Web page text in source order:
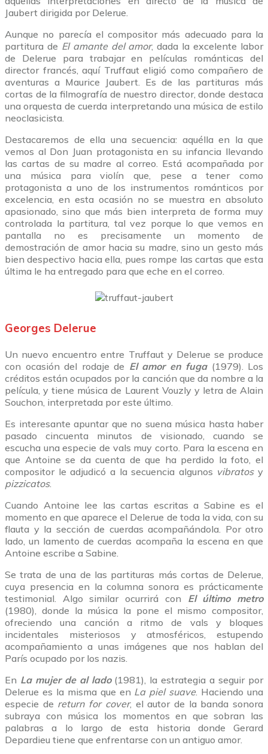
Jaubert dirigida por Delerue.
Aunque no parecía el compositor más adecuado para la
partitura de El amante del amor, dada la excelente labor
de Delerue para trabajar en películas románticas del
director francés, aquí Truffaut eligió como compañero de
aventuras a Maurice Jaubert. Es de las partituras más
cortas de la filmografía de nuestro director, donde destaca
una orquesta de cuerda interpretando una música de estilo
neoclasicista.
Destacaremos de ella una secuencia: aquélla en la que
vemos al Don Juan protagonista en su infancia llevando
las cartas de su madre al correo. Está acompañada por
una música para violín que, pese a tener como
protagonista a uno de los instrumentos románticos por
excelencia, en esta ocasión no se muestra en absoluto
apasionado, sino que más bien interpreta de forma muy
controlada la partitura, tal vez porque lo que vemos en
pantalla no es precisamente un momento de
demostración de amor hacia su madre, sino un gesto más
bien despectivo hacia ella, pues rompe las cartas que esta
última le ha entregado para que eche en el correo.
Georges Delerue
Un nuevo encuentro entre Truffaut y Delerue se produce
con ocasión del rodaje de El amor en fuga(1979). Los
créditos están ocupados por la canción que da nombre a la
película, y tiene música de Laurent Vouzly y letra de Alain
Souchon, interpretada por este último.
Es interesante apuntar que no suena música hasta haber
pasado cincuenta minutos de visionado, cuando se
escucha una especie de vals muy corto. Para la escena en
que Antoine se da cuenta de que ha perdido la foto, el
compositor le adjudicó a la secuencia algunos vibratosy
pizzicatos.
Cuando Antoine lee las cartas escritas a Sabine es el
momento en que aparece el Delerue de toda la vida, con su
flauta y la sección de cuerdas acompañándola. Por otro
lado, un lamento de cuerdas acompaña la escena en que
Antoine escribe a Sabine.
Se trata de una de las partituras más cortas de Delerue,
cuya presencia en la columna sonora es prácticamente
testimonial. Algo similar ocurrirá con El último metro
(1980), donde la música la pone el mismo compositor,
ofreciendo una canción a ritmo de vals y bloques
incidentales misteriosos y atmosféricos, estupendo
acompañamiento a unas imágenes que nos hablan del
París ocupado por los nazis.
En La mujer de al lado(1981), la estrategia a seguir por
Delerue es la misma que en La piel suave. Haciendo una
especie de return for cover, el autor de la banda sonora
subraya con música los momentos en que sobran las
palabras a lo largo de esta historia donde Gerard
Depardieu tiene que enfrentarse con un antiguo amor.